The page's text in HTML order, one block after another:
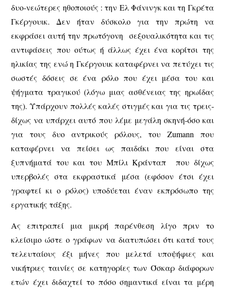
δυο-νεώτερες ηθοποιούς : την Ελ Φάνινγκ και τη Γκρέτα
Γκέργουικ. Δεν ήταν δύσκολο για την πρώτη να
εκφράσει αυτή την πρωτόγονη σεξουαλικότητα και τις
αντιφάσεις που ούτως ή άλλως έχει ένα κορίτσι της
ηλικίας της ενώ η Γκέργουικ καταφέρνει να πετύχει τις
σωστές δόσεις σε ένα ρόλο που έχει μέσα του και
ψήγματα τραγικού (λόγω μιας ασθένειας της ηρωίδας
της). Υπάρχουν πολλές καλές στιγμές και για τις τρεις-
δίχως να υπάρχει αυτό που λέμε μεγάλη σκηνή-όσο και
για τους δυο αντρικούς ρόλους, του Zumann που
καταφέρνει να πείσει ως παιδάκι που είναι στα
ξυπνήματά του και του Μπίλι Κράνταπ που δίχως
υπερβολές στα εκφραστικά μέσα (εφόσον έτσι έχει
γραφτεί κι ο ρόλος) υποδύεται έναν εκπρόσωπο της
εργατικής τάξης.
Ας επιτραπεί μια μικρή παρένθεση λίγο πριν το
κλείσιμο ώστε ο γράφων να διατυπώσει ότι κατά τους
τελευταίους έξι μήνες που μελετά υποψήφιες και
νικήτριες ταινίες σε κατηγορίες των Όσκαρ διάφορων
ετών έχει διδαχτεί το πόσο σημαντικά είναι τα μέρη